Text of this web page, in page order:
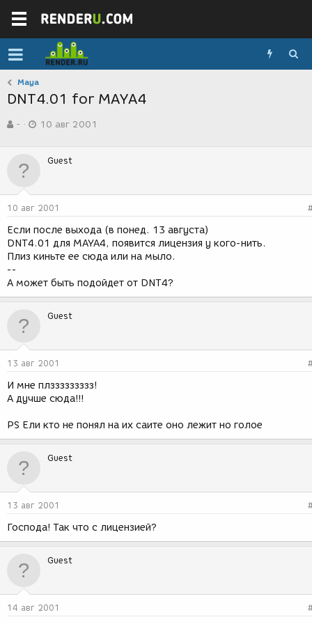
Maya
DNT4.01 for MAYA4
в
р
м
-
а
д
н
и
я
10 авг 2001
Guest
10 авг 2001
Если после выхода (в понед. 13 августа)
DNT4.01 для MAYA4, появится лицензия у кого-нить.
Плиз киньте ее сюда или на мыло.
--
А может быть подойдет от DNT4?
Guest
13 авг 2001
И мне плззззззззз!
А дучше сюда!!!
PS Ели кто не понял на их саите оно лежит но голое
Guest
13 авг 2001
Господа! Так что с лицензией?
Guest
14 авг 2001